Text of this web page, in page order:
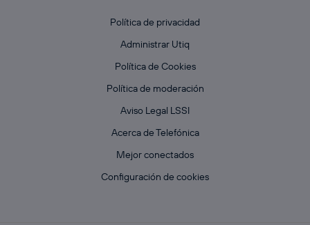
Política de privacidad
Administrar Utiq
Política de Cookies
Política de moderación
Aviso Legal LSSI
Acerca de Telefónica
Mejor conectados
Configuración de cookies